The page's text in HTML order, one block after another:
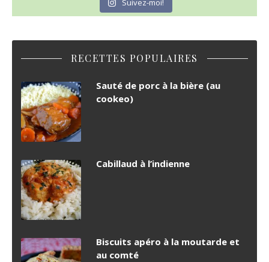
Suivez-moi!
RECETTES POPULAIRES
Sauté de porc à la bière (au
cookeo)
Cabillaud à l’indienne
Biscuits apéro à la moutarde et
au comté